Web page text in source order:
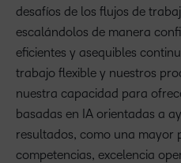
desafíos de los flujos de
escalándolos de manera
eficientes y asequibles
trabajo flexible y nuestros
nuestra capacidad para
basadas en IA orientadas a
resultados, como una mayor
competencias, excelencia